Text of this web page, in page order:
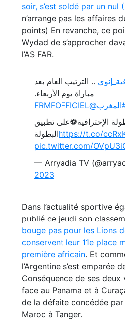
soir, s’est soldé par un nul
n’arrange pas les affaires
points) En revanche, ce
Wydad de s’approcher
l’AS FAR.
.. الترتيب العام بعد
مباراة يوم الأربعاء.
@FRMFOFFICIEL
الإحترافية⚽على تطبيق
البطولةhttps://t.co/
pic.twitter.com/
— Arryadia TV
2023
Dans l’actualité sportive
publié ce jeudi son
bouge pas pour les Lions
conservent leur 11e place
première africain. Et
l’Argentine s’est emparée
Conséquence de ses deux
face au Panama et à
de la défaite concédée par
Maroc à Tanger.